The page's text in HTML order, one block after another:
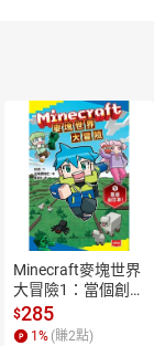
：農場大冒險
Minecraft麥塊世界
大冒險1：當個創世
神！【電子書】
$285
1 % (賺2點)